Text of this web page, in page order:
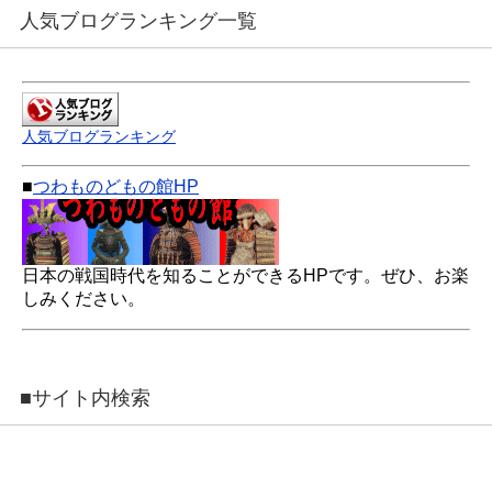
人気ブログランキング一覧
人気ブログランキング
■つわものどもの館HP
日本の戦国時代を知ることができるHPです。ぜひ、お楽
しみください。
■サイト内検索